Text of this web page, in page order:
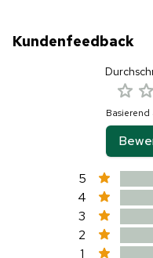
Kundenfeedback
5
4
3
2
1